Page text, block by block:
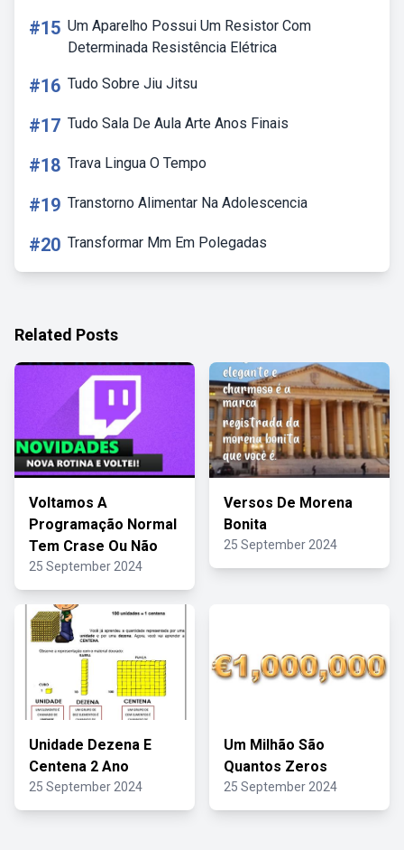
#15 Um Aparelho Possui Um Resistor Com
Determinada Resistência Elétrica
#16 Tudo Sobre Jiu Jitsu
#17 Tudo Sala De Aula Arte Anos Finais
#18 Trava Lingua O Tempo
#19 Transtorno Alimentar Na Adolescencia
#20 Transformar Mm Em Polegadas
Related Posts
Voltamos A
Programação Normal
Tem Crase Ou Não
25 September 2024
Versos De Morena
Bonita
25 September 2024
Unidade Dezena E
Centena 2 Ano
25 September 2024
Um Milhão São
Quantos Zeros
25 September 2024